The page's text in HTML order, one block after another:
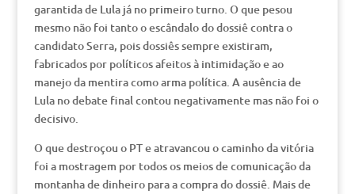
garantida de Lula já no primeiro turno. O que pesou
mesmo não foi tanto o escândalo do dossiê contra o
candidato Serra, pois dossiês sempre existiram,
fabricados por políticos afeitos à intimidação e ao
manejo da mentira como arma política. A ausência de
Lula no debate final contou negativamente mas não foi o
decisivo.
O que destroçou o PT e atravancou o caminho da vitória
foi a mostragem por todos os meios de comunicação da
montanha de dinheiro para a compra do dossiê. Mais de